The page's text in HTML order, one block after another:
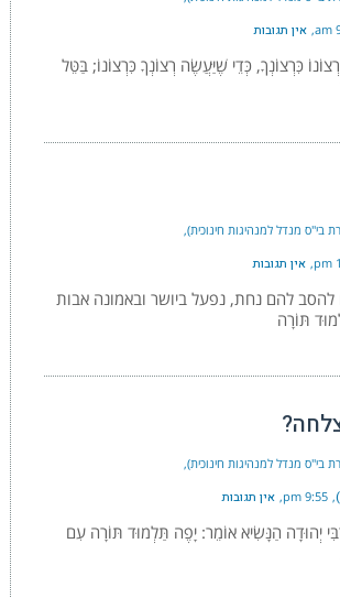
אין תגובות
כִּרְצוֹנְךָ, כְּדֵי שֶׁיַּעֲשֶׂה רְצוֹנְךָ כִּרְצוֹנוֹ; בַּטֵּל
בי"ס מנדל למנהיגות חינוכית)
אין תגובות
להסב להם נחת, נפעל ביושר ובאמונה אבות
תּוֹרָה
בי"ס מנדל למנהיגות חינוכית)
9:55 pm אין תגובות
יְהוּדָה הַנָּשִׂיא אוֹמֵר: יָפֶה תַּלְמוּד תּוֹרָה עִם